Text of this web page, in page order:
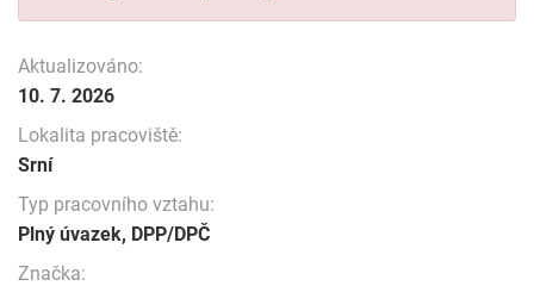
Aktualizováno:
10. 7. 2026
Lokalita pracoviště:
Srní
Typ pracovního vztahu:
Plný úvazek, DPP/DPČ
Značka: